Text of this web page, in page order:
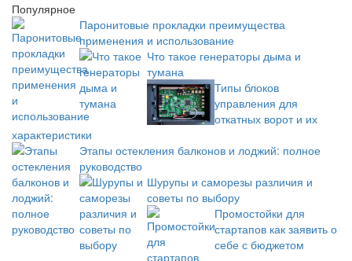
Популярное
Паронитовые прокладки преимущества
применения и использование
Что такое генераторы дыма и
тумана
Типы блоков
управления для
откатных ворот и их
характеристики
Этапы остекления балконов и лоджий: полное
руководство
Шурупы и саморезы различия и
советы по выбору
Промостойки для
стартапов как заявить о
себе с бюджетом